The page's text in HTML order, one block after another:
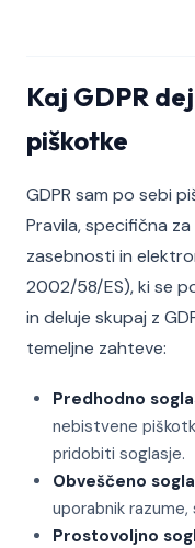
Kaj GDPR
piškotke
GDPR sam po sebi
Pravila, specifična
zasebnosti in
2002/58/ES), ki se
in deluje skupaj z
temeljne zahteve:
Predhodno
nebistvene
pridobiti soglasje.
Obveščeno
uporabnik
Prostovoljno